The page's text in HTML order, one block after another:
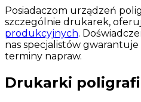
Posiadaczom urządzeń
szczególnie drukarek,
produkcyjnych.
nas specjalistów
terminy napraw.
Drukarki